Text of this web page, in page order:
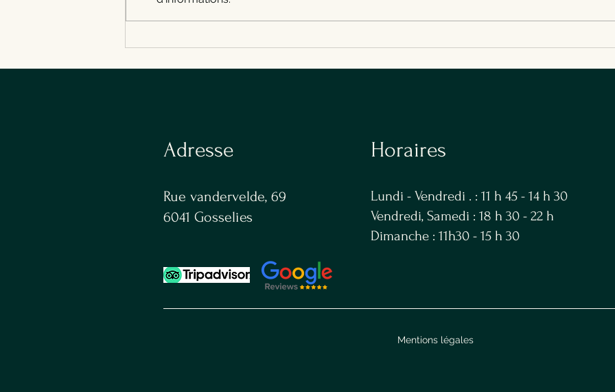
Adresse Horaires
Rue vandervelde, 69
6041 Gosselies
Lundi - Vendredi . : 11 h 45 - 14 h 30
Vendredi, Samedi : 18 h 30 - 22 h
Dimanche : 11h30 - 15 h 30
Mentions légales